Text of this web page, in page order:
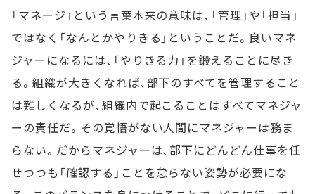
「マネージ」という言葉本来の意味は、「管理」や「担当」
ではなく「なんとかやりきる」ということだ。良いマネ
ジャーになるには、「やりきる力」を鍛えることに尽き
る。組織が大きくなれば、部下のすべてを管理すること
は難しくなるが、組織内で起こることはすべてマネジャ
ーの責任だ。その覚悟がない人間にマネジャーは務ま
らない。だからマネジャーは、部下にどんどん仕事を任
せつつも「確認する」ことを怠らない姿勢が必要にな